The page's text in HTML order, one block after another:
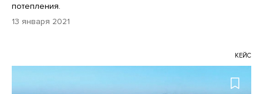
потепления.
13 января 2021
КЕЙС